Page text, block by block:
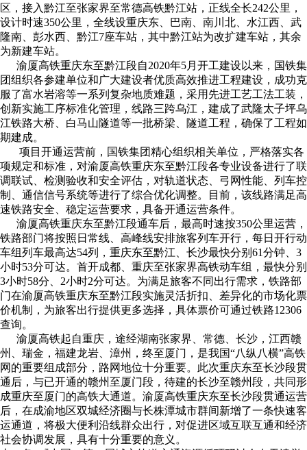
区，接入黔江至张家界至常德高铁黔江站，正线全长242公里，
设计时速350公里，全线设重庆东、巴南、南川北、水江西、武
隆南、彭水西、黔江7座车站，其中黔江站为改扩建车站，其余
为新建车站。
渝厦高铁重庆东至黔江段自2020年5月开工建设以来，国铁集
团组织各参建单位和广大建设者优质高效推进工程建设，成功克
服了富水岩溶等一系列复杂地质难题，采用先进工艺工法工装，
创新实施工序标准化管理，线路三跨乌江，建成了武隆太子坪乌
江铁路大桥、白马山隧道等一批桥梁、隧道工程，确保了工程如
期建成。
项目开通运营前，国铁集团精心组织相关单位，严格落实各
项规定和标准，对渝厦高铁重庆东至黔江段各专业设备进行了联
调联试、检测验收和安全评估，对轨道状态、弓网性能、列车控
制、通信信号系统等进行了综合优化调整。目前，该线路满足高
速铁路安全、稳定运营要求，具备开通运营条件。
渝厦高铁重庆东至黔江段通车后，最高时速按350公里运营，
铁路部门将按照日常线、高峰线安排旅客列车开行，每日开行动
车组列车最高达54列，重庆东至黔江、长沙最快分别61分钟、3
小时53分可达。首开成都、重庆至张家界高铁动车组，最快分别
3小时58分、2小时2分可达。为满足旅客不同出行需求，铁路部
门在渝厦高铁重庆东至黔江段实施灵活折扣、差异化的市场化票
价机制，为旅客出行提供更多选择，具体票价可通过铁路12306
查询。
渝厦高铁起自重庆，途经湖南张家界、常德、长沙，江西赣
州、瑞金，福建龙岩、漳州，终至厦门，是我国“八纵八横”高铁
网的重要组成部分，路网地位十分重要。此次重庆东至长沙段贯
通后，与已开通的赣州至厦门段，待建的长沙至赣州段，共同形
成重庆至厦门的高铁大通道。渝厦高铁重庆东至长沙段贯通运营
后，在成渝地区双城经济圈与长株潭城市群间新增了一条快速客
运通道，将极大便利沿线群众出行，对促进区域互联互通和经济
社会协调发展，具有十分重要的意义。